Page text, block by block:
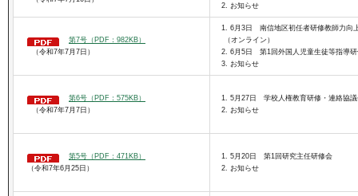
2. お知らせ
第7号（PDF：982KB）
（令和7年7月7日）
1. 6月3日 南信地区初任者研修教師力向
（オンライン）
2. 6月5日 第1回外国人児童生徒等指導研
3. お知らせ
第6号（PDF：575KB）
（令和7年7月7日）
1. 5月27日 学校人権教育研修・連絡協議
2. お知らせ
第5号（PDF：471KB）
（令和7年6月25日）
1. 5月20日 第1回研究主任研修会
2. お知らせ